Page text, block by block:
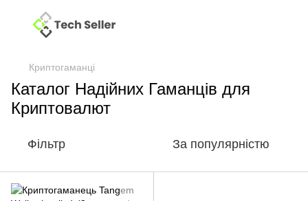
Криптогаманці
Каталог Надійних Гаманців для
Криптовалют
Фільтр За популярністю